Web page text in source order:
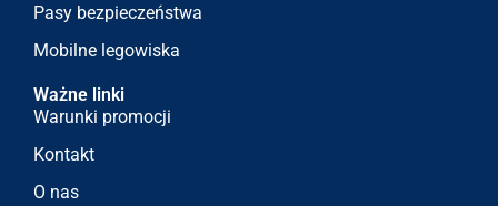
Pasy bezpieczeństwa
Mobilne legowiska
Ważne linki
Warunki promocji
Kontakt
O nas